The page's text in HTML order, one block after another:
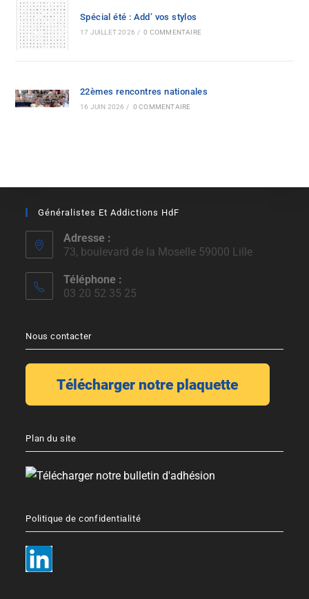
Spécial été : Add’ vos stylos
17 JUILLET 2026 / 0 COMMENTAIRE
22èmes rencontres nationales
16 JUIN 2026 / 0 COMMENTAIRE
Généralistes Et Addictions HdF
Adresse :
73, boulevard de la Moselle 59000 Lille
Téléphone :
03 20 52 35 25
Nous contacter
Plan du site
Politique de confidentialité